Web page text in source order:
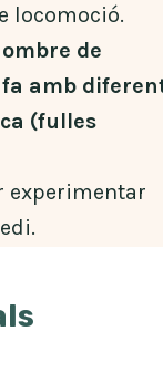
locomoció.
de
amb
(fulles
experimentar